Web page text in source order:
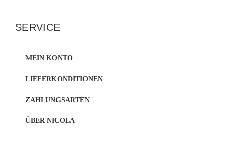
SERVICE
MEIN KONTO
LIEFERKONDITIONEN
ZAHLUNGSARTEN
ÜBER NICOLA